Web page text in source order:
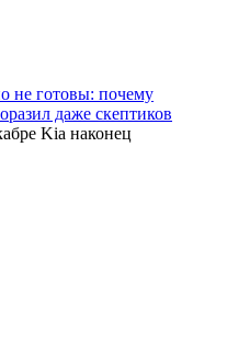
не готовы: почему
даже скептиков
Kia наконец